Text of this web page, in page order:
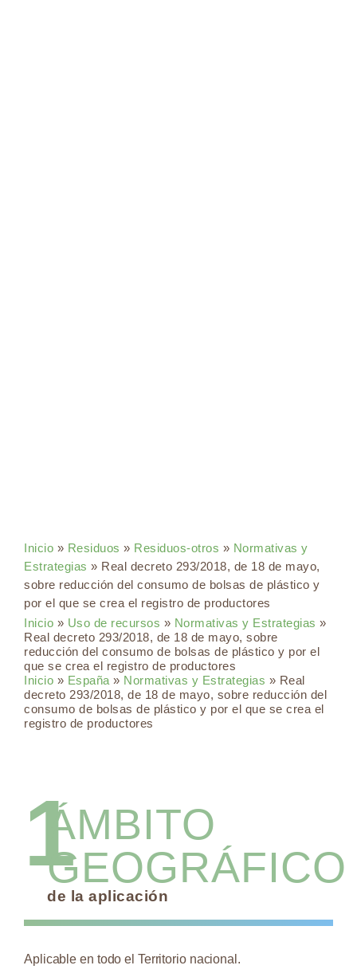
Inicio » Residuos » Residuos-otros » Normativas y
Estrategias » Real decreto 293/2018, de 18 de mayo,
sobre reducción del consumo de bolsas de plástico y
por el que se crea el registro de productores
Inicio » Uso de recursos » Normativas y Estrategias »
Real decreto 293/2018, de 18 de mayo, sobre
reducción del consumo de bolsas de plástico y por el
que se crea el registro de productores
Inicio » España » Normativas y Estrategias » Real
decreto 293/2018, de 18 de mayo, sobre reducción del
consumo de bolsas de plástico y por el que se crea el
registro de productores
1ÁMBITO
GEOGRÁFICO
de la aplicación
Aplicable en todo el Territorio nacional.